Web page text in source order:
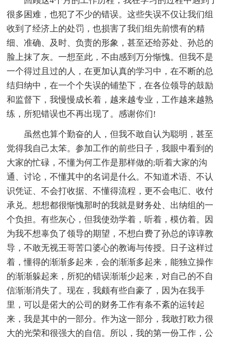
很多困难，也犯了不少的错误。这些失误不仅让我们组
收到了经济上的处罚，也损害了我们组先前惯有的精
细、准确、及时、负责的形象，甚至还给苏处、孙总的
脸上抹了灰。一想至此，不由感到万分惭愧。但我不是
一个得过且过的人，在更加认真的学习中，在不断的总
结归纳中，在一个个失误的铺垫下，在各位领导的鼓励
和监督下，我慢慢成长着，越来越专业，工作越来越熟
练，所犯错误也不再出现了。感谢你们!
虽然也算个勤奋的人，但我不敢自认为聪明，甚至
觉得我自己太笨。参加工作的前些日子，我眼中看到的
大家的忙碌，不懂为何工作是那样做的;听着大家的沟
通、讨论，不懂其中的名词是什么。不知道术语、不认
识凭证、不会打收据、不懂得流程，更不会电汇、收付
承兑。想想都很惭愧那时的我就是财务处、出纳组的一
个负担。有些灰心，但我使劲学着，听着，模仿着。因
为我不想辜负了领导的期望，不想白费了孙总的谆谆教
导，不敢无视王哥苦口婆心的教诲与传授。日子这样过
着，懂得的渐渐多起来，会的渐渐多起来，能独立操作
的渐渐躲起来，所犯的错误渐渐少起来，对自己的不自
信渐渐消失了。现在，我颇有些自豪了，因为在我手
里，可以是偌大的公司的财务工作有条不紊的运转起
来，我是其中的一部分。作为这一部分，我敢打欧力很
大的光荣和很强大的自信。所以，我的第一份工作，公